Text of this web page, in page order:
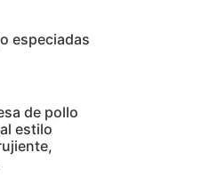
especiadas
de pollo
estilo